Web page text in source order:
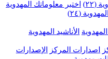
معلوماتك المهدوية
المهدوية
الإصدارات